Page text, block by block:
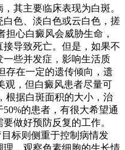
其主要临床表现为白斑。
色、淡白色或云白色，搓
心白癜风会威胁生命，
导致死亡。但是，如果不
些并发症，影响生活质
存在一定的遗传倾向，遗
观，但白癜风患者尽量可
根据白斑面积的大小，治
的患者，有很大希望通
做好预防反复的工作。
标则侧重于控制病情发
，观察色素细胞的生长情